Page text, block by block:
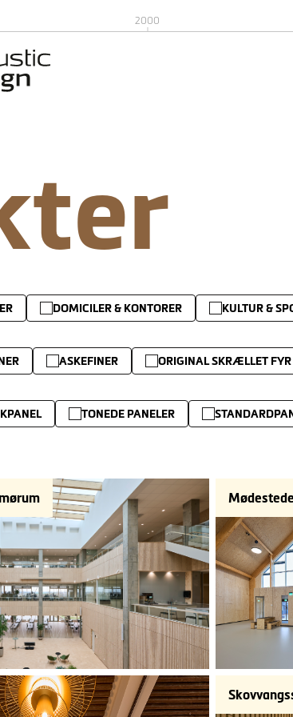
2000
DOMICILER & KONTORER KULTUR &
ASKEFINER ORIGINAL SKRÆLLET FYR
TONEDE PANELER